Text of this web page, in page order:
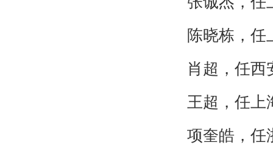
陈晓栋，任
肖超，任西
王超，任上
项奎皓，任